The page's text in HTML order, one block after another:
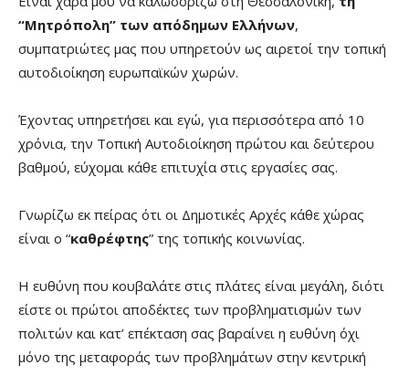
“Μητρόπολη” των απόδημων Ελλήνων,
συμπατριώτες μας που υπηρετούν ως αιρετοί την τοπική
αυτοδιοίκηση ευρωπαϊκών χωρών.
Έχοντας υπηρετήσει και εγώ, για περισσότερα από 10
χρόνια, την Τοπική Αυτοδιοίκηση πρώτου και δεύτερου
βαθμού, εύχομαι κάθε επιτυχία στις εργασίες σας.
Γνωρίζω εκ πείρας ότι οι Δημοτικές Αρχές κάθε χώρας
είναι ο “καθρέφτης” της τοπικής κοινωνίας.
Η ευθύνη που κουβαλάτε στις πλάτες είναι μεγάλη, διότι
είστε οι πρώτοι αποδέκτες των προβληματισμών των
πολιτών και κατ’ επέκταση σας βαραίνει η ευθύνη όχι
μόνο της μεταφοράς των προβλημάτων στην κεντρική